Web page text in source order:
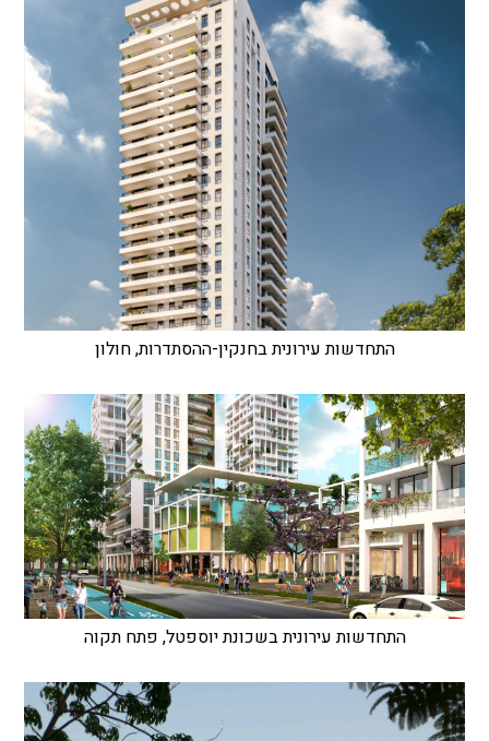
התחדשות עירונית בחנקין-ההסתדרות, חולון
התחדשות עירונית בשכונת יוספטל, פתח תקוה